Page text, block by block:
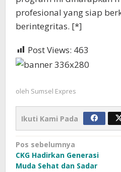
profesional yang siap
berintegritas. [*]
Post Views: 463
oleh Sumsel Expres
Ikuti Kami Pada
Navigasi
pos
Pos sebelumnya
CKG Hadirkan Generasi
Muda Sehat dan Sadar